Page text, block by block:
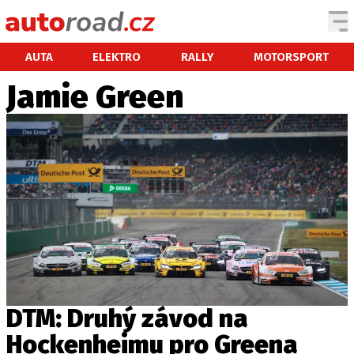
AUTA ELEKTRO RALLY MOTORSPORT
AUTA
TESTY AUT
NOVINKY
EKO
SPY
HISTORIE
ZAJÍMAVOSTI
TECHNIKA
EKONOMIKA
ČESKÝ TRH
TUNING
PROFI
Jamie Green
DTM: Druhý závod na
Hockenheimu pro Greena